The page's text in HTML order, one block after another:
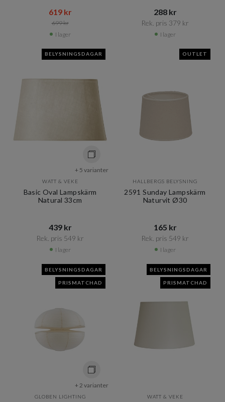
619 kr​​
699 kr​​
I lager
288 kr​​
Rek. pris 379 kr​​
I lager
BELYSNINGSDAGAR
+ 5 varianter
WATT & VEKE
Basic Oval Lampskärm
Natural 33cm
439 kr​​
Rek. pris 549 kr​​
I lager
OUTLET
HALLBERGS BELYSNING
2591 Sunday Lampskärm
Naturvit Ø30
165 kr​​
Rek. pris 549 kr​​
I lager
BELYSNINGSDAGAR
PRISMATCHAD
+ 2 varianter
GLOBEN LIGHTING
BELYSNINGSDAGAR
PRISMATCHAD
WATT & VEKE